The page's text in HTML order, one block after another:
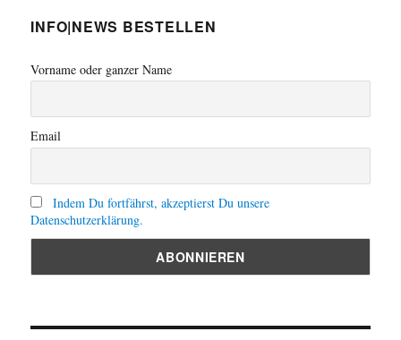
INFO|NEWS BESTELLEN
Vorname oder ganzer Name
Email
Indem Du fortfährst, akzeptierst Du unsere
Datenschutzerklärung.